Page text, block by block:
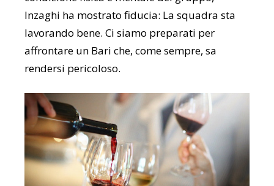
Inzaghi ha mostrato fiducia: La squadra sta
lavorando bene. Ci siamo preparati per
affrontare un Bari che, come sempre, sa
rendersi pericoloso.